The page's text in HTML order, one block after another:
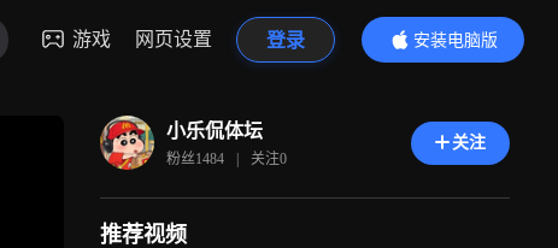
游戏 网页设置 登录
安装电脑版
内容更精彩
小乐侃体坛
粉丝1484 | 关注0
关注
推荐视频